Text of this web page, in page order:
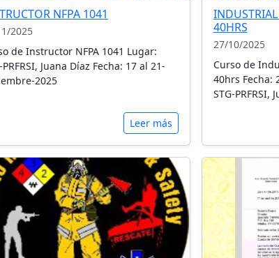
NFPA 1041
2025
de Instructor NFPA 1041 Lugar:
PRFRSI, Juana Díaz Fecha: 17 al 21-
2025
Leer más
40HRS
27/10/2025
Curso de
40hrs Fecha:
STG-PRFRSI,